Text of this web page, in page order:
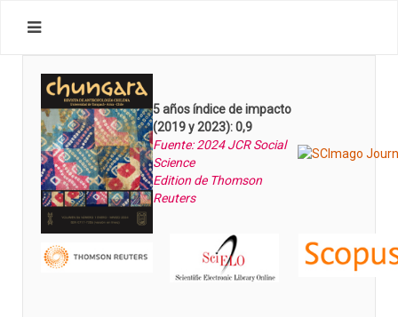
5 años índice de impacto
(2019 y 2023): 0,9
Fuente: 2024 JCR Social
Science
Edition de Thomson
Reuters